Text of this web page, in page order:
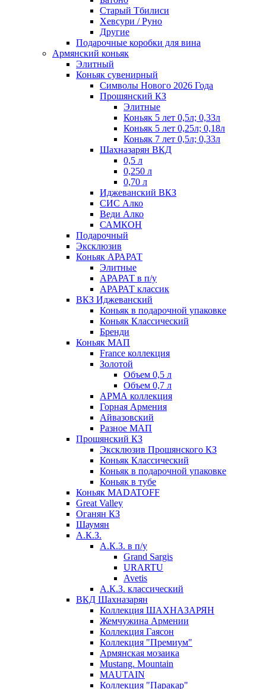
Старый Тбилиси
Хевсури / Руно
Другие
Подарочные коробки для вина
Армянский коньяк
Элитный
Коньяк сувенирный
Символы Нового 2026 Года
Прошянский КЗ
Элитные
Коньяк 5 лет 0,5л; 0,33л
Коньяк 5 лет 0,25л; 0,18л
Коньяк 7 лет 0,5л; 0,33л
Шахназарян ВКД
0,5 л
0,250 л
0,70 л
Иджеванский ВКЗ
СИС Алко
Веди Алко
САМКОН
Подарочный
Эксклюзив
Коньяк АРАРАТ
Элитные
АРАРАТ в п/у
АРАРАТ классик
ВКЗ Иджеванский
Коньяк в подарочной упаковке
Коньяк Классический
Бренди
Коньяк МАП
France коллекция
Золотой
Объем 0,5 л
Объем 0,7 л
АРМА коллекция
Горная Армения
Айвазовский
Разное МАП
Прошянский КЗ
Эксклюзив Прошянского КЗ
Коньяк Классический
Коньяк в подарочной упаковке
Коньяк в тубе
Коньяк MADATOFF
Great Valley
Оганян КЗ
Шаумян
А.К.З.
А.К.З. в п/у
Grand Sargis
URARTU
Avetis
А.К.З. классический
ВКД Шахназарян
Коллекция ШАХНАЗАРЯН
Жемчужина Армении
Коллекция Гаясон
Коллекция "Премиум"
Армянская мозаика
Mustang. Mountain
MAUTAIN
Коллекция "Паракар"